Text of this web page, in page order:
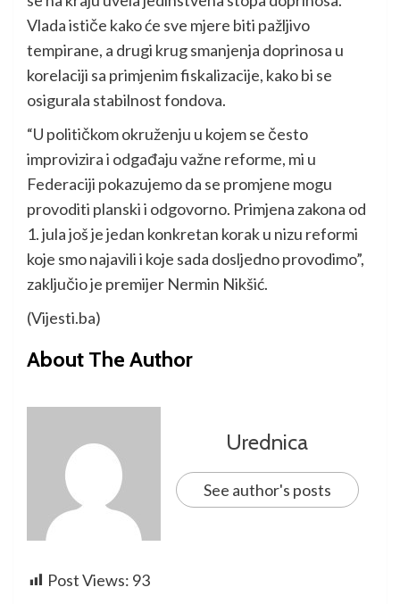
Vlada ističe kako će sve mjere biti pažljivo
tempirane, a drugi krug smanjenja doprinosa u
korelaciji sa primjenim fiskalizacije, kako bi se
osigurala stabilnost fondova.
“U političkom okruženju u kojem se često
improvizira i odgađaju važne reforme, mi u
Federaciji pokazujemo da se promjene mogu
provoditi planski i odgovorno. Primjena zakona od
1. jula još je jedan konkretan korak u nizu reformi
koje smo najavili i koje sada dosljedno provodimo”,
zaključio je premijer Nermin Nikšić.
(Vijesti.ba)
About The Author
Urednica
See author's posts
Post Views: 93